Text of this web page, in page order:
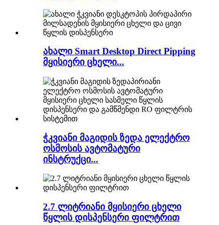
ახალი Smart Desktop Direct Pipping
მყისიერი ცხელი...
ჭკვიანი მაგიდის ზედა ელექტრო
ოსმოსის ავტომატური
ინსტრუქცი...
2.7 ლიტრიანი მყისიერი ცხელი
წყლის დისპენსერი ფილტრით